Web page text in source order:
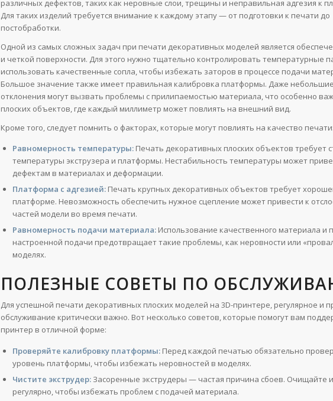
различных дефектов, таких как неровные слои, трещины и неправильная адгезия к
Для таких изделий требуется внимание к каждому этапу — от подготовки к печати до
постобработки.
Одной из самых сложных задач при печати декоративных моделей является
и четкой поверхности. Для этого нужно тщательно контролировать температурные
использовать качественные сопла, чтобы избежать заторов в процессе подачи
Большое значение также имеет правильная калибровка платформы. Даже небольшие
отклонения могут вызвать проблемы с прилипаемостью материала, что особенно
плоских объектов, где каждый миллиметр может повлиять на внешний вид.
Кроме того, следует помнить о факторах, которые могут повлиять на качество печати:
Равномерность температуры: Печать декоративных плоских объектов требует
температуры экструзера и платформы. Нестабильность температуры может
дефектам в материалах и деформации.
Платформа с адгезией: Печать крупных декоративных объектов требует
платформе. Невозможность обеспечить нужное сцепление может привести к
частей модели во время печати.
Равномерность подачи материала: Использование качественного материала и
настроенной подачи предотвращает такие проблемы, как неровности или
моделях.
ПОЛЕЗНЫЕ СОВЕТЫ ПО
Для успешной печати декоративных плоских моделей на 3D-принтере, регулярное и
обслуживание критически важно. Вот несколько советов, которые помогут вам
принтер в отличной форме:
Проверяйте калибровку платформы: Перед каждой печатью обязательно
уровень платформы, чтобы избежать неровностей в моделях.
Чистите экструдер: Засоренные экструдеры — частая причина сбоев. Очищайте
регулярно, чтобы избежать проблем с подачей материала.